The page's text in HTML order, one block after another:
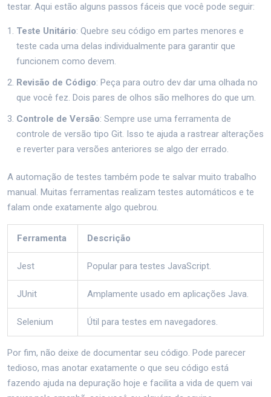
testar. Aqui estão alguns passos fáceis que você pode seguir:
Teste Unitário: Quebre seu código em partes menores e
teste cada uma delas individualmente para garantir que
funcionem como devem.
Revisão de Código: Peça para outro dev dar uma olhada no
que você fez. Dois pares de olhos são melhores do que um.
Controle de Versão: Sempre use uma ferramenta de
controle de versão tipo Git. Isso te ajuda a rastrear alterações
e reverter para versões anteriores se algo der errado.
A automação de testes também pode te salvar muito trabalho
manual. Muitas ferramentas realizam testes automáticos e te
falam onde exatamente algo quebrou.
Ferramenta Descrição
Jest Popular para testes JavaScript.
JUnit Amplamente usado em aplicações Java.
Selenium Útil para testes em navegadores.
Por fim, não deixe de documentar seu código. Pode parecer
tedioso, mas anotar exatamente o que seu código está
fazendo ajuda na depuração hoje e facilita a vida de quem vai